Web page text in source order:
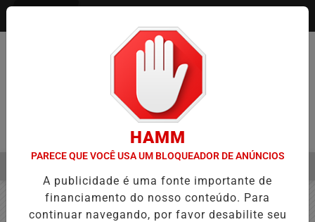
EM ALTA
HAMM
PARECE QUE VOCÊ USA UM BLOQUEADOR DE ANÚNCIOS
A publicidade é uma fonte importante de
financiamento do nosso conteúdo. Para
continuar navegando, por favor desabilite seu